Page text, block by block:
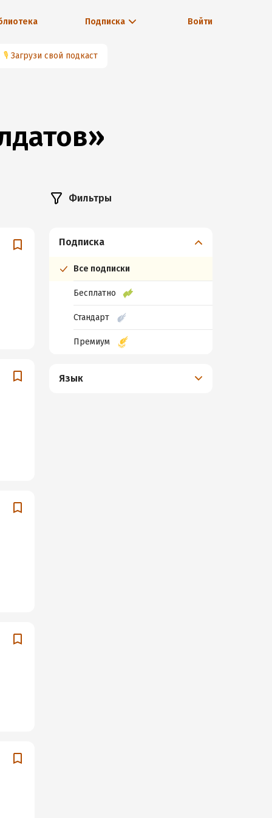
Подписка Войти
🎙 Загрузи свой подкаст
Фильтры
Подписка
Все подписки
Бесплатно
Стандарт
Премиум
Язык